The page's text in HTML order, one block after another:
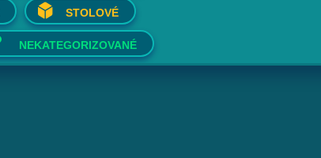
STOLOVÉ
NEKATEGORIZOVANÉ